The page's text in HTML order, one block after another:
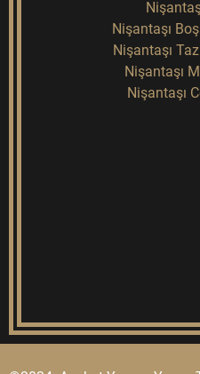
Nişantaşı
Nişantaşı
Nişantaşı
Nişantaşı